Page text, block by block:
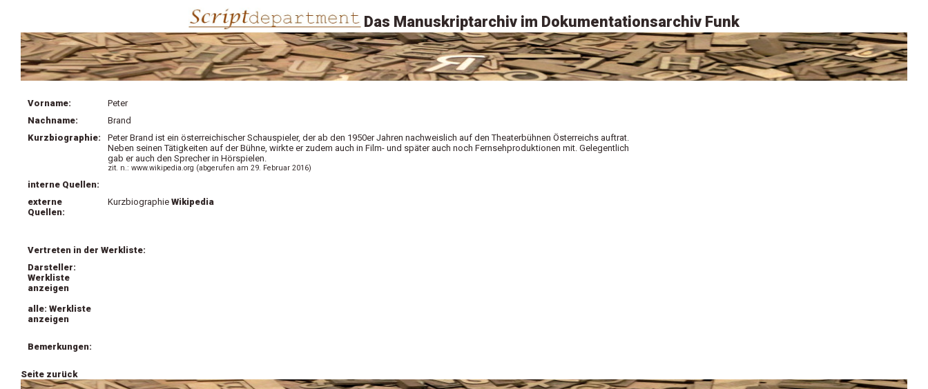
Das Manuskriptarchiv im Dokumentationsarchiv Funk
Vorname:
Peter
Nachname:
Brand
Kurzbiographie:
Peter Brand ist ein österreichischer Schauspieler, der ab den 1950er Jahren nachweislich auf den Theaterbühnen Österreichs auftrat.
Neben seinen Tätigkeiten auf der Bühne, wirkte er zudem auch in Film- und später auch noch Fernsehproduktionen mit. Gelegentlich
gab er auch den Sprecher in Hörspielen.
zit. n.: www.wikipedia.org (abgerufen am 29. Februar 2016)
interne Quellen:
externe
Quellen:
Kurzbiographie Wikipedia
Vertreten in der Werkliste:
Darsteller:
Werkliste
anzeigen
alle: Werkliste
anzeigen
Bemerkungen:
Seite zurück